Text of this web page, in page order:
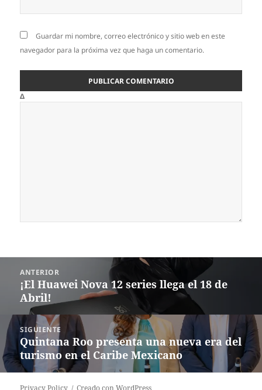
Guardar mi nombre, correo electrónico y sitio web en este
navegador para la próxima vez que haga un comentario.
Δ
entradas
ANTERIOR
Entrada
anterior:
¡El Huawei Nova 12 series llega el 18 de
Abril!
SIGUIENTE
Siguiente
entrada:
Quintana Roo presenta una nueva era del
turismo en el Caribe Mexicano
Privacy Policy Creado con WordPress